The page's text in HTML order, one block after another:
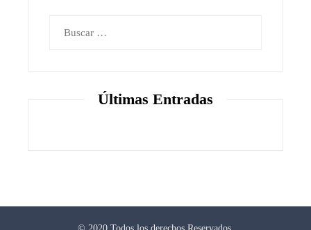
Últimas Entradas